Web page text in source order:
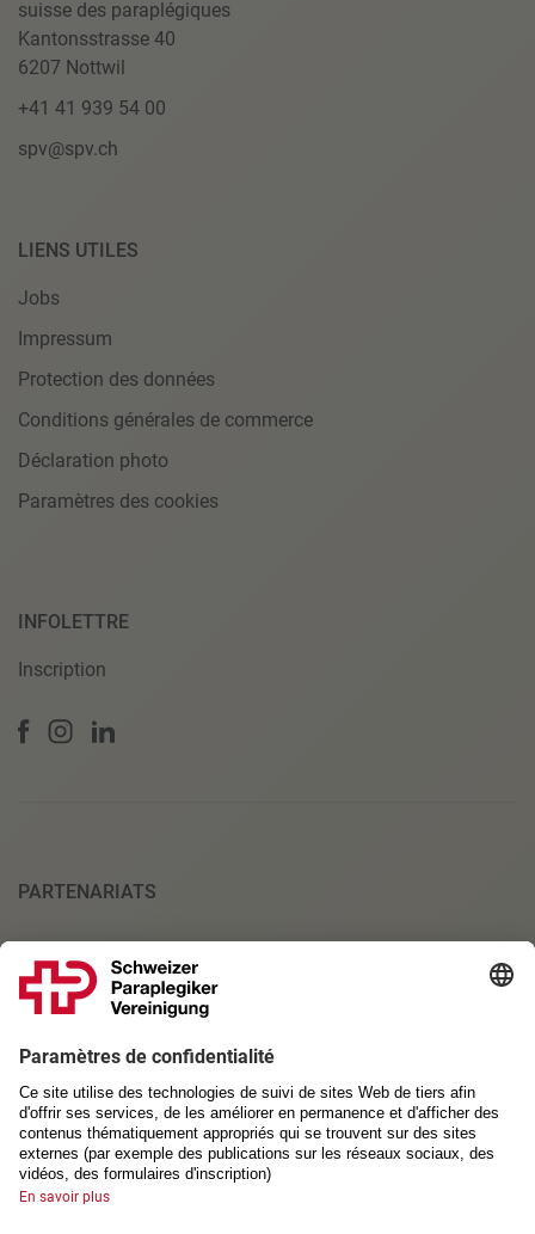
suisse des paraplégiques
Kantonsstrasse 40
6207 Nottwil
+41 41 939 54 00
spv@spv.ch
LIENS UTILES
Jobs
Impressum
Protection des données
Conditions générales de commerce
Déclaration photo
Paramètres des cookies
INFOLETTRE
Inscription
PARTENARIATS